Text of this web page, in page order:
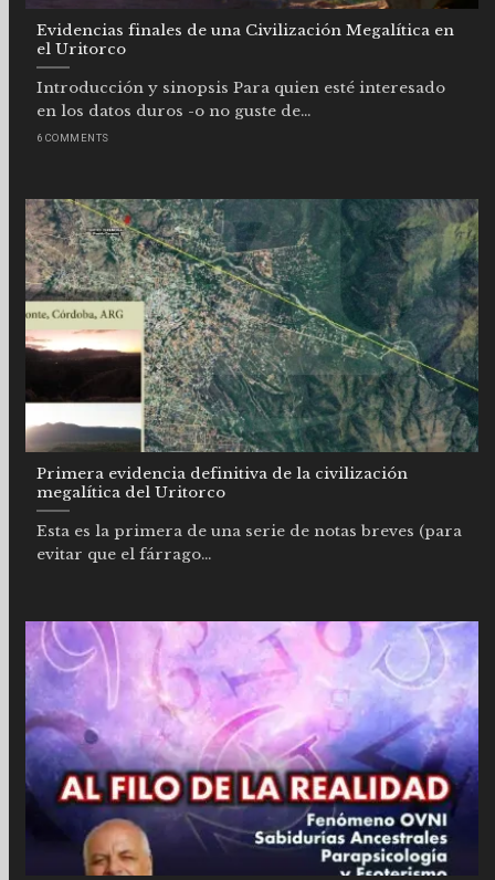
Evidencias finales de una Civilización Megalítica en
el Uritorco
Introducción y sinopsis Para quien esté interesado
en los datos duros -o no guste de...
6 COMMENTS
Primera evidencia definitiva de la civilización
megalítica del Uritorco
Esta es la primera de una serie de notas breves (para
evitar que el fárrago...